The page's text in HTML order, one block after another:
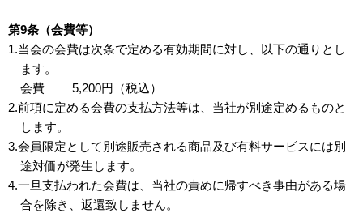
第9条（会費等）
1.当会の会費は次条で定める有効期間に対し、以下の通りとし
ます。
会費 5,200円（税込）
2.前項に定める会費の支払方法等は、当社が別途定めるものと
します。
3.会員限定として別途販売される商品及び有料サービスには別
途対価が発生します。
4.一旦支払われた会費は、当社の責めに帰すべき事由がある場
合を除き、返還致しません。